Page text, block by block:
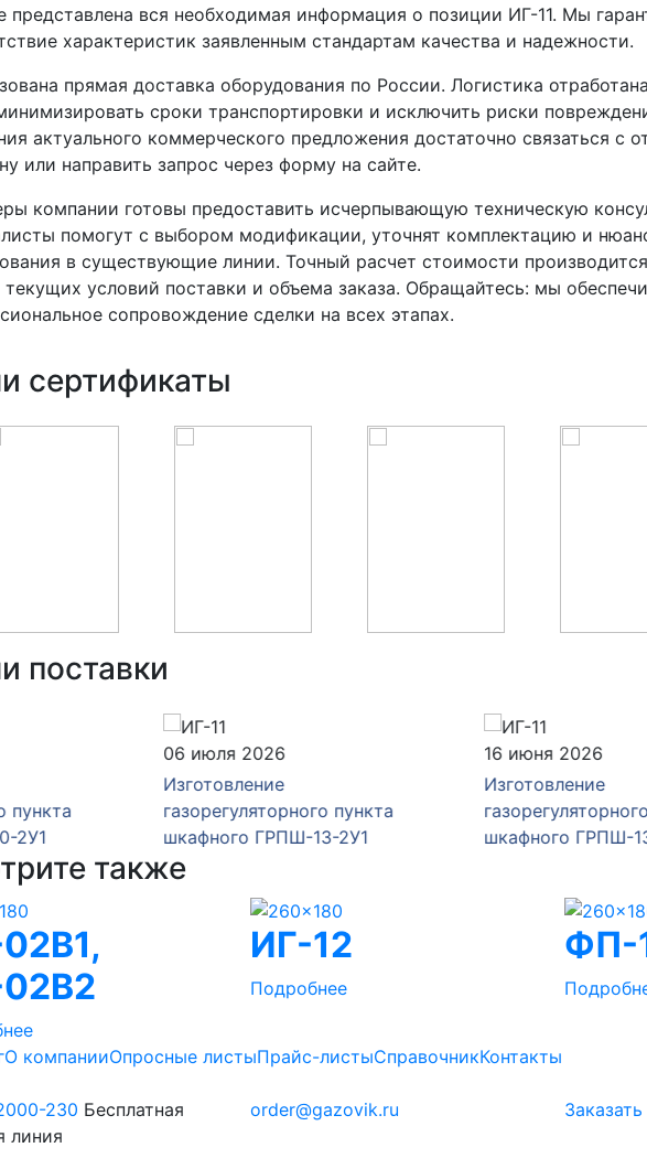
представлена вся необходимая информация о позиции ИГ-11. Мы
характеристик заявленным стандартам качества и надежности.
прямая доставка оборудования по России. Логистика
сроки транспортировки и исключить риски
актуального коммерческого предложения достаточно связаться с
или направить запрос через форму на сайте.
компании готовы предоставить исчерпывающую техническую
помогут с выбором модификации, уточнят комплектацию и
в существующие линии. Точный расчет стоимости
условий поставки и объема заказа. Обращайтесь: мы
сопровождение сделки на всех этапах.
сертификаты
поставки
2026
пункта
ГРПШ-13-2У1
16 июня 2026
Изготовление
газорегуляторного пункта
шкафного ГРПШ-13-2Н-У1
04
ГРПШ-
также
ИГ-12
Подробнее
ФП-
О компанииОпросные листыПрайс-листыСправочникКонтакты
230 Бесплатная
линия
order@gazovik.ru